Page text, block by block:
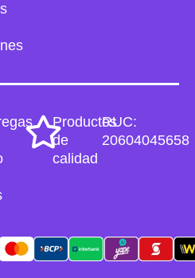
Productos
de
calidad
RUC:
20604045658